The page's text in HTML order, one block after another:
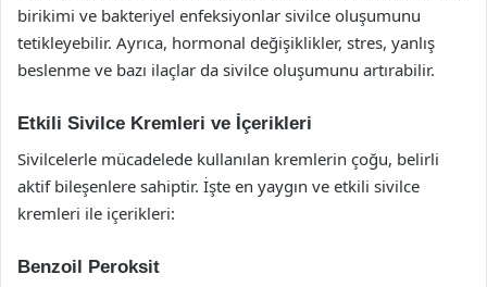
birikimi ve bakteriyel enfeksiyonlar sivilce oluşumunu
tetikleyebilir. Ayrıca, hormonal değişiklikler, stres, yanlış
beslenme ve bazı ilaçlar da sivilce oluşumunu artırabilir.
Etkili Sivilce Kremleri ve İçerikleri
Sivilcelerle mücadelede kullanılan kremlerin çoğu, belirli
aktif bileşenlere sahiptir. İşte en yaygın ve etkili sivilce
kremleri ile içerikleri:
Benzoil Peroksit